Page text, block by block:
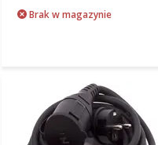
Brak w magazynie